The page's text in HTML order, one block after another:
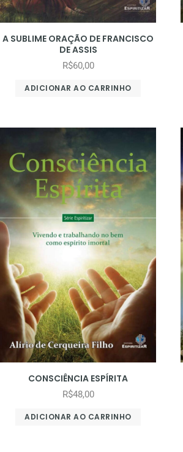
A SUBLIME ORAÇÃO DE FRANCISCO
DE ASSIS
R$60,00
ADICIONAR AO CARRINHO
CONSCIÊNCIA ESPÍRITA
R$48,00
ADICIONAR AO CARRINHO